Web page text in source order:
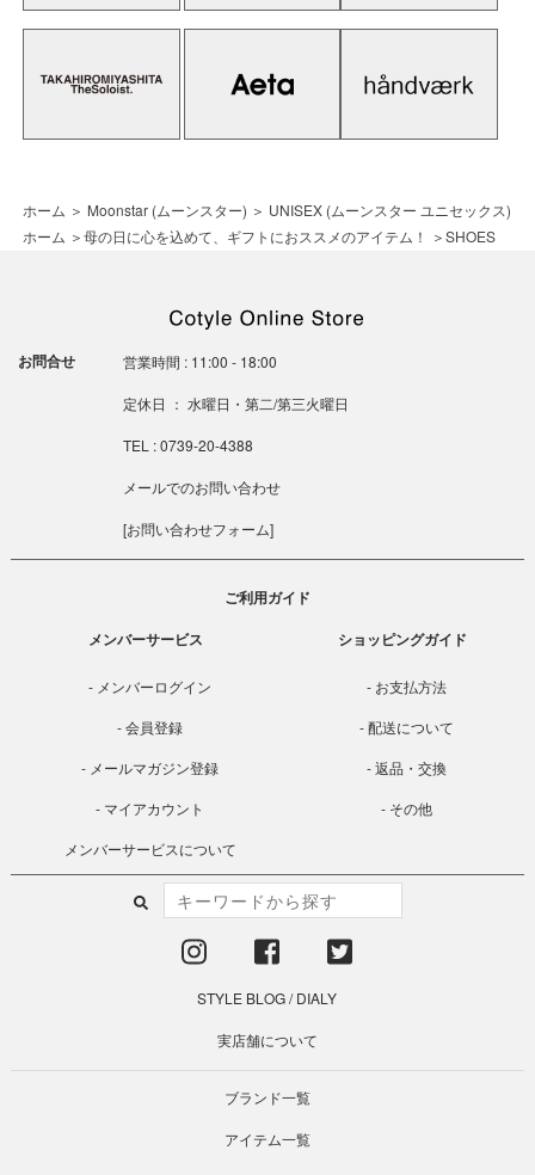
ホーム ＞ Moonstar (ムーンスター) ＞ UNISEX (ムーンスター ユニセックス)
ホーム ＞母の日に心を込めて、ギフトにおススメのアイテム！ ＞SHOES
お問合せ 営業時間 : 11:00 - 18:00
定休日 ： 水曜日・第二/第三火曜日
TEL : 0739-20-4388
メールでのお問い合わせ
[お問い合わせフォーム]
ご利用ガイド
メンバーサービス
メンバーログイン
会員登録
メールマガジン登録
マイアカウント
メンバーサービスについて
ショッピングガイド
お支払方法
配送について
返品・交換
その他
STYLE BLOG/DIALY
実店舗について
ブランド一覧
アイテム一覧